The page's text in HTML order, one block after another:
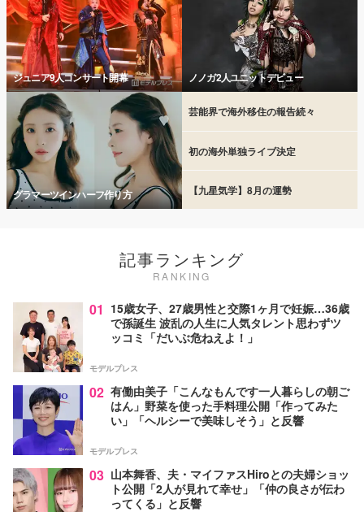
ジュニア9人コンサート開幕 ノノガ2人ユニットデビュー
グラマーツインハーフ作り方
芸能界で海外移住の報告続々
初の海外単独ライブ決定
【九星気学】8月の運勢
記事ランキング
RANKING
01 15歳女子、27歳男性と交際1ヶ月で妊娠…36歳
で孫誕生 波乱の人生に人気タレント思わずツ
ッコミ「だいぶ危ねえよ！」
モデルプレス
02 有働由美子「こんなもんです一人暮らしの朝ご
はん」野菜を使った手料理公開「作ってみた
い」「ヘルシーで美味しそう」と反響
モデルプレス
03 山本舞香、夫・マイファスHiroとの夫婦ショッ
ト公開「2人が見れて幸せ」「仲の良さが伝わ
ってくる」と反響